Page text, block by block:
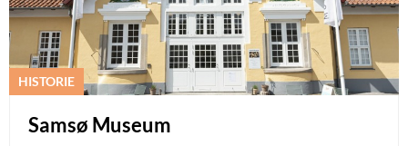
HISTORIE
Samsø Museum